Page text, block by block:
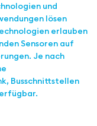
und
lösen
erlauben
Sensoren auf
Je nach
Busschnittstellen